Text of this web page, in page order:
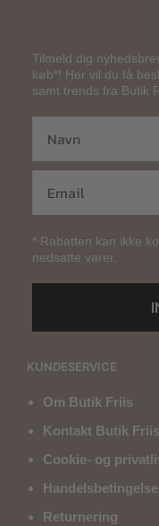
Tilmeld dig
køb*! Her vil du få
samt trends fra Butik
* Rabatten kan ikke
nedsatte varer.
KUNDESERVICE
Om Butik Friis
Kontakt Butik Friis
Cookie- og
Returnering